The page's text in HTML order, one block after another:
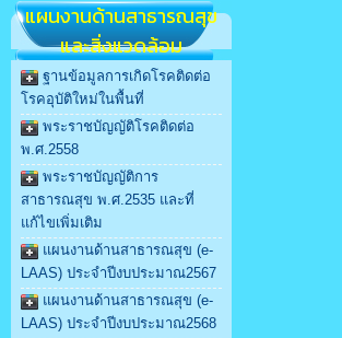
แผนงานด้านสาธารณสุข
และสิ่งแวดล้อม
ฐานข้อมูลการเกิดโรคติดต่อ
โรคอุบัติใหม่ในพื้นที่
พระราชบัญญัติโรคติดต่อ
พ.ศ.2558
พระราชบัญญัติการ
สาธารณสุข พ.ศ.2535 และที่
แก้ไขเพิ่มเติม
แผนงานด้านสาธารณสุข (e-
LAAS) ประจำปีงบประมาณ2567
แผนงานด้านสาธารณสุข (e-
LAAS) ประจำปีงบประมาณ2568